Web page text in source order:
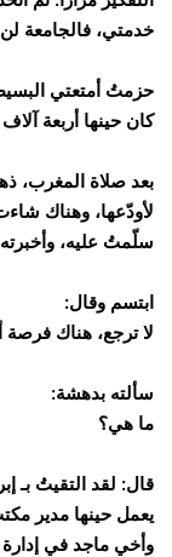
خدمتي، فالجامعة لن
حزمتُ أمتعتي
كان حينها أربعة
بعد صلاة المغرب،
لأودّعها، وهناك
سلّمتُ عليه،
ابتسم وقال:
لا ترجع، هناك
سألته بدهشة:
ما هي؟
قال: لقد التقيتُ بـ
يعمل حينها مدير
وأخي ماجد في إدارة